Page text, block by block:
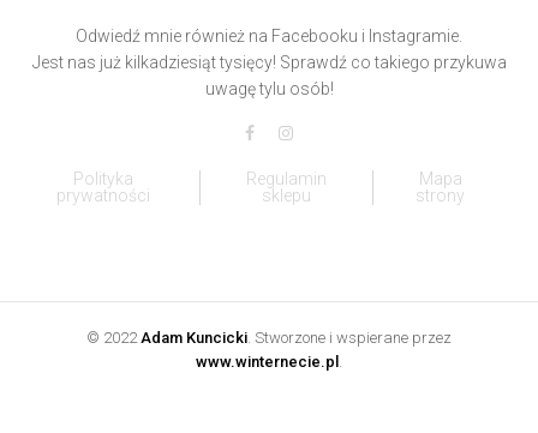
Odwiedź mnie również na Facebooku i Instagramie.
Jest nas już kilkadziesiąt tysięcy! Sprawdź co takiego przykuwa
uwagę tylu osób!
Polityka
prywatności
Regulamin
sklepu
Mapa
strony
© 2022Adam Kuncicki. Stworzone i wspierane przez
www.winternecie.pl .